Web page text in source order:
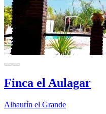
Finca el Aulagar
Alhaurín el Grande